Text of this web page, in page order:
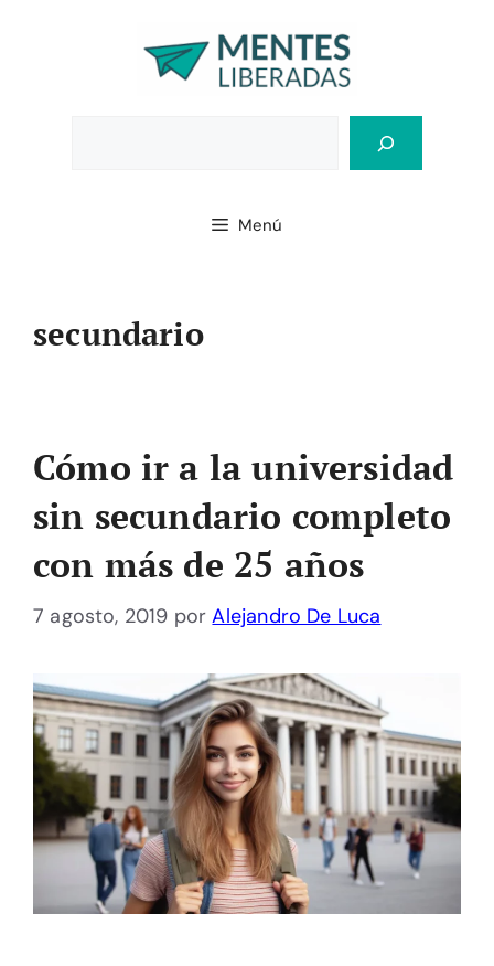
Menú
secundario
Cómo ir a la universidad
sin secundario completo
con más de 25 años
7 agosto, 2019 porAlejandro De Luca